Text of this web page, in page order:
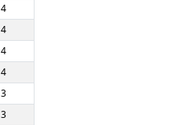
4
4
4
4
3
3